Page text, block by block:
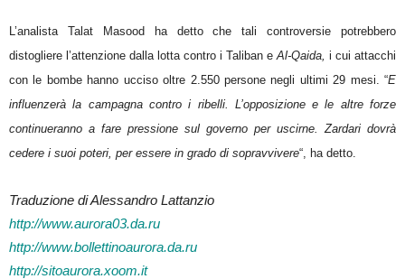
L’analista Talat Masood ha detto che tali controversie potrebbero
distogliere l’attenzione dalla lotta contro i Taliban e Al-Qaida, i cui attacchi
con le bombe hanno ucciso oltre 2.550 persone negli ultimi 29 mesi. “E
influenzerà la campagna contro i ribelli. L’opposizione e le altre forze
continueranno a fare pressione sul governo per uscirne. Zardari dovrà
cedere i suoi poteri, per essere in grado di sopravvivere“, ha detto.
Traduzione di Alessandro Lattanzio
http://www.aurora03.da.ru
http://www.bollettinoaurora.da.ru
http://sitoaurora.xoom.it